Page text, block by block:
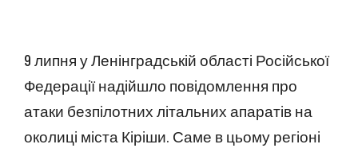
9 липня у Ленінградській області Російської
Федерації надійшло повідомлення про
атаки безпілотних літальних апаратів на
околиці міста Кіріши. Саме в цьому регіоні